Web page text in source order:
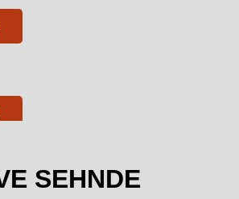
SEHNDE